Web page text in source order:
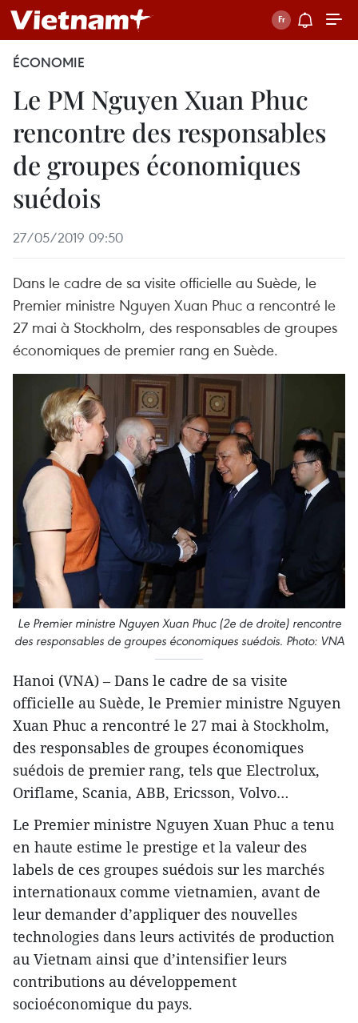
ÉCONOMIE
Le PM Nguyen Xuan Phuc
rencontre des responsables
de groupes économiques
suédois
27/05/2019 09:50
Dans le cadre de sa visite officielle au Suède, le
Premier ministre Nguyen Xuan Phuc a rencontré le
27 mai à Stockholm, des responsables de groupes
économiques de premier rang en Suède.
Le Premier ministre Nguyen Xuan Phuc (2e de droite) rencontre
des responsables de groupes économiques suédois. Photo: VNA
Hanoi (VNA) – Dans le cadre de sa visite
officielle au Suède, le Premier ministre Nguyen
Xuan Phuc a rencontré le 27 mai à Stockholm,
des responsables de groupes économiques
suédois de premier rang, tels que Electrolux,
Oriflame, Scania, ABB, Ericsson, Volvo…
Le Premier ministre Nguyen Xuan Phuc a tenu
en haute estime le prestige et la valeur des
labels de ces groupes suédois sur les marchés
internationaux comme vietnamien, avant de
leur demander d’appliquer des nouvelles
technologies dans leurs activités de production
au Vietnam ainsi que d’intensifier leurs
contributions au développement
socioéconomique du pays.